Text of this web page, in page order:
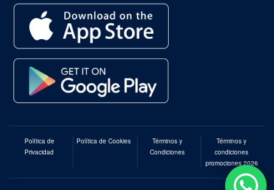
Política de
Privacidad
Política de Cookies
Términos y
Condiciones
Términos y
condiciones
promociones 2026